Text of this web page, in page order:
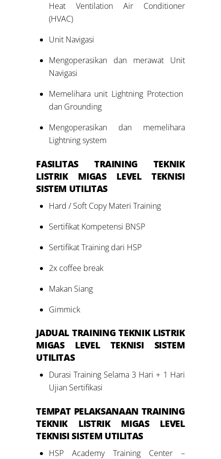
Heat Ventilation Air Conditioner
(HVAC)
Unit Navigasi
Mengoperasikan dan merawat Unit
Navigasi
Memelihara unit Lightning Protection
dan Grounding
Mengoperasikan dan memelihara
Lightning system
FASILITAS TRAINING TEKNIK
LISTRIK MIGAS LEVEL
TEKNISI
SISTEM UTILITAS
Hard / Soft Copy Materi Training
Sertifikat Kompetensi BNSP
Sertifikat Training dari HSP
2x coffee break
Makan Siang
Gimmick
JADUALTRAINING TEKNIK LISTRIK
MIGAS LEVEL
TEKNISI SISTEM
UTILITAS
Durasi Training Selama 3 Hari + 1 Hari
Ujian Sertifikasi
TEMPAT PELAKSANAAN TRAINING
TEKNIK LISTRIK MIGAS LEVEL
TEKNISI SISTEM UTILITAS
HSP Academy Training Center –